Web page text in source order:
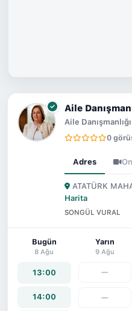
Aile
Aile Danışmanlığı
0
Adres
ATATÜRK
Harita
SONGÜL VURAL
Bugün
8 Ağu
13:00
14:00
Yarın
9 Ağu
—
—